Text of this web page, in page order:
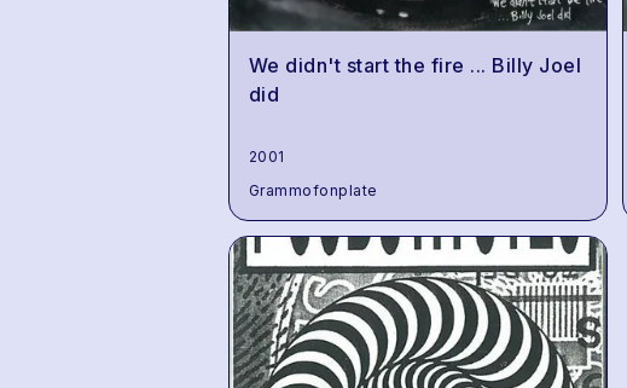
We didn't start the fire ... Billy Joel
did
2001
Grammofonplate